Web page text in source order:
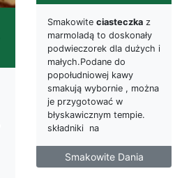
Smakowite ciasteczka z
marmoladą to doskonały
podwieczorek dla dużych i
małych.Podane do
popołudniowej kawy
smakują wybornie , można
je przygotować w
błyskawicznym tempie.
składniki na
Smakowite Dania